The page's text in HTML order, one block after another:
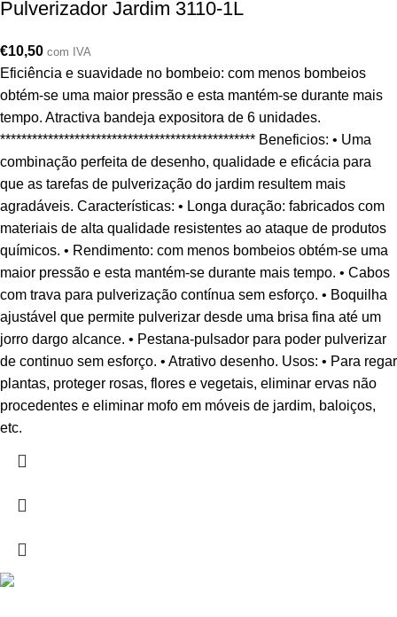
Pulverizador Jardim 3110-1L
€10,50 com IVA
Eficiência e suavidade no bombeio: com menos bombeios
obtém-se uma maior pressão e esta mantém-se durante mais
tempo. Atractiva bandeja expositora de 6 unidades.
************************************************ Beneficios: • Uma
combinação perfeita de desenho, qualidade e eficácia para
que as tarefas de pulverização do jardim resultem mais
agradáveis. Características: • Longa duração: fabricados com
materiais de alta qualidade resistentes ao ataque de produtos
químicos. • Rendimento: com menos bombeios obtém-se uma
maior pressão e esta mantém-se durante mais tempo. • Cabos
com trava para pulverização contínua sem esforço. • Boquilha
ajustável que permite pulverizar desde uma brisa fina até um
jorro dargo alcance. • Pestana-pulsador para poder pulverizar
de continuo sem esforço. • Atrativo desenho. Usos: • Para regar
plantas, proteger rosas, flores e vegetais, eliminar ervas não
procedentes e eliminar mofo em móveis de jardim, baloiços,
etc.